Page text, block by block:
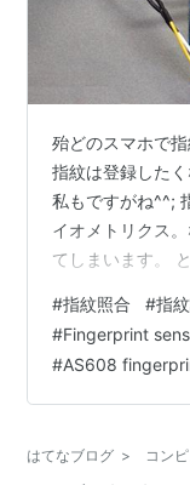
殆どのスマホで
指紋は登録した
私もですがね^^;
イオメトリクス
てしまいます。
ました。そうな
ね・・。もう長
ながないDIY機器
ない。安心して
量式、電界式な
#指紋照合 #指
#Fingerprint
#AS608
はてなブログ > コン